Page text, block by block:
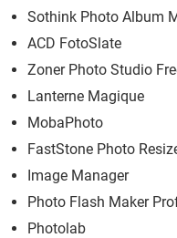
Sothink Photo Album
ACD FotoSlate
Zoner Photo Studio
Lanterne Magique
MobaPhoto
FastStone Photo
Image Manager
Photo Flash Maker
Photolab